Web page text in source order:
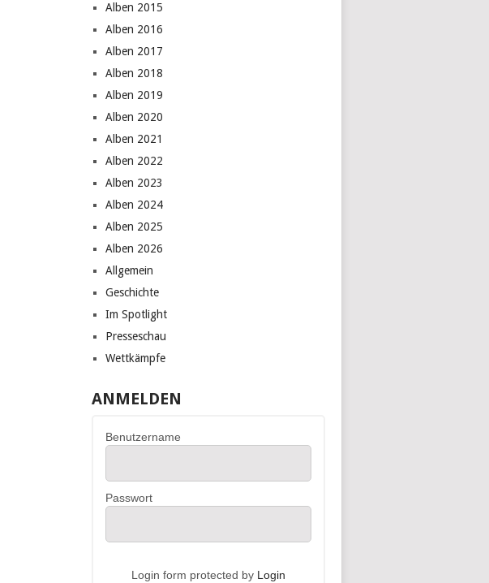
Alben 2015
Alben 2016
Alben 2017
Alben 2018
Alben 2019
Alben 2020
Alben 2021
Alben 2022
Alben 2023
Alben 2024
Alben 2025
Alben 2026
Allgemein
Geschichte
Im Spotlight
Presseschau
Wettkämpfe
ANMELDEN
Benutzername
Passwort
Login form protected by Login